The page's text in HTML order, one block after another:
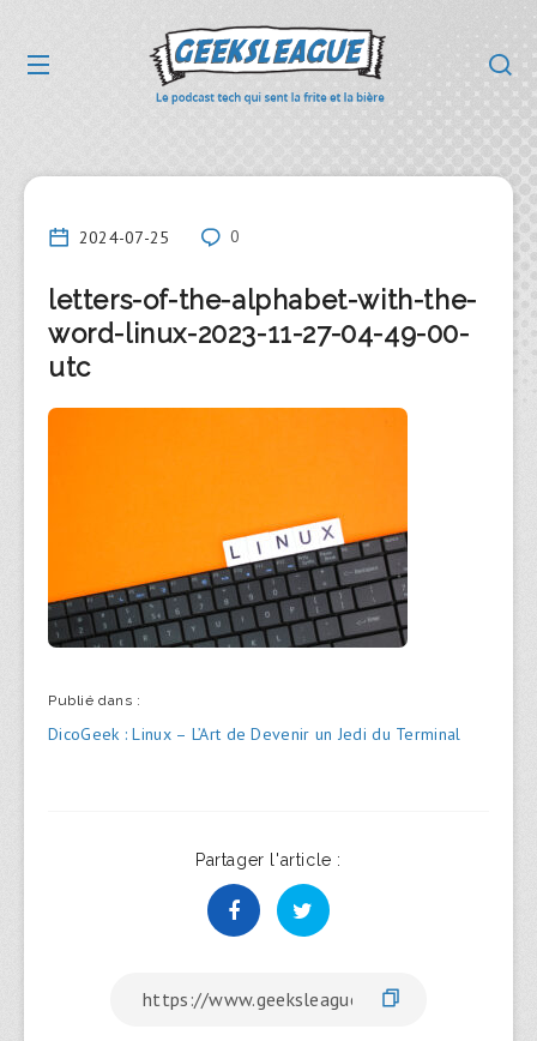
2024-07-25 0
letters-of-the-alphabet-with-the-
word-linux-2023-11-27-04-49-00-
utc
Publié dans :
Navigation
DicoGeek : Linux – L’Art de Devenir un Jedi du Terminal
Partager l'article :